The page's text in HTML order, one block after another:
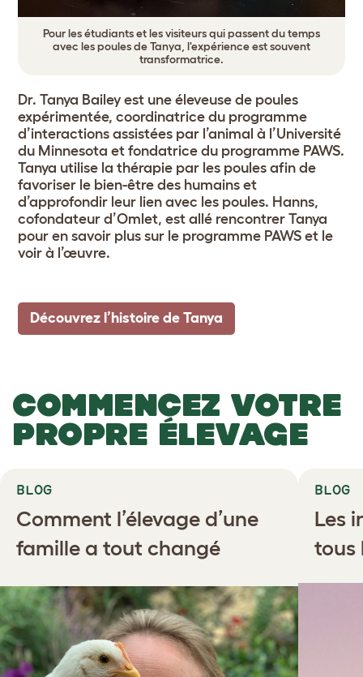
Pour les étudiants et les visiteurs qui passent du temps
avec les poules de Tanya, l'expérience est souvent
transformatrice.
Dr. Tanya Bailey est une éleveuse de poules
expérimentée, coordinatrice du programme
d’interactions assistées par l’animal à l’Université
du Minnesota et fondatrice du programme PAWS.
Tanya utilise la thérapie par les poules afin de
favoriser le bien-être des humains et
d’approfondir leur lien avec les poules. Hanns,
cofondateur d’Omlet, est allé rencontrer Tanya
pour en savoir plus sur le programme PAWS et le
voir à l’œuvre.
Découvrez l’histoire de Tanya
COMMENCEZ VOTRE
PROPRE ÉLEVAGE
BLOG
Comment l’élevage d’une
famille a tout changé
BLOG
Les
tous